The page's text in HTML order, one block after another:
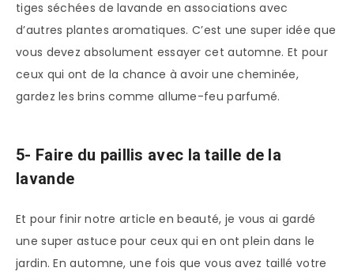
tiges séchées de lavande en associations avec
d’autres plantes aromatiques. C’est une super idée que
vous devez absolument essayer cet automne. Et pour
ceux qui ont de la chance à avoir une cheminée,
gardez les brins comme allume-feu parfumé.
5- Faire du paillis avec la taille de la
lavande
Et pour finir notre article en beauté, je vous ai gardé
une super astuce pour ceux qui en ont plein dans le
jardin. En automne, une fois que vous avez taillé votre